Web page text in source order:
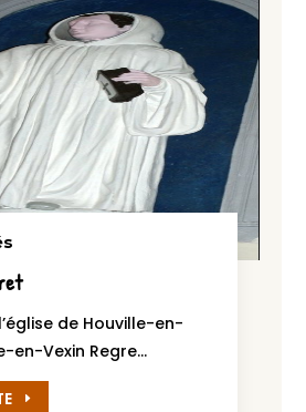
de Houville-en-
en-Vexin Regre...